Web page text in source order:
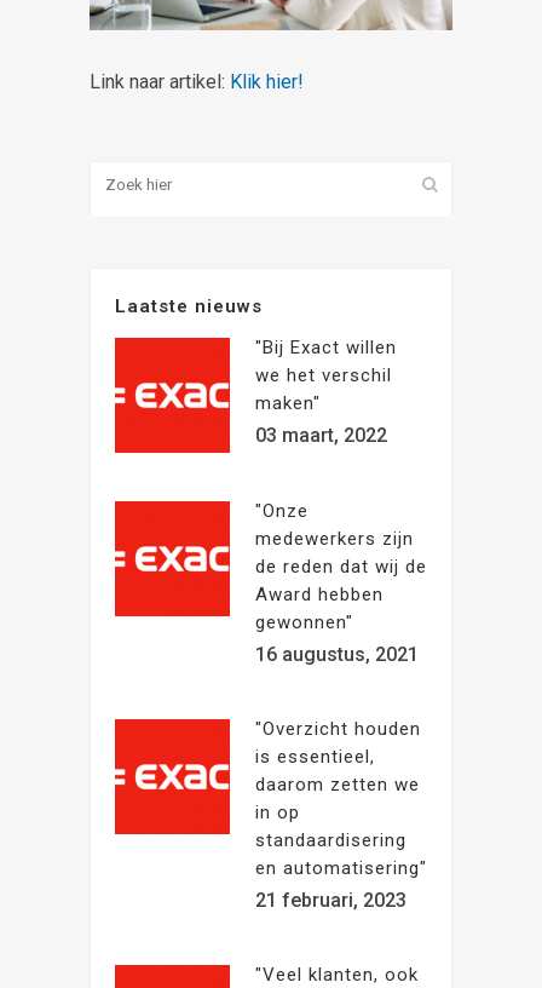
Link naar artikel: Klik hier!
Laatste nieuws
"Bij Exact willen
we het verschil
maken"
03 maart, 2022
"Onze
medewerkers zijn
de reden dat wij de
Award hebben
gewonnen"
16 augustus, 2021
"Overzicht houden
is essentieel,
daarom zetten we
in op
standaardisering
en automatisering"
21 februari, 2023
"Veel klanten, ook